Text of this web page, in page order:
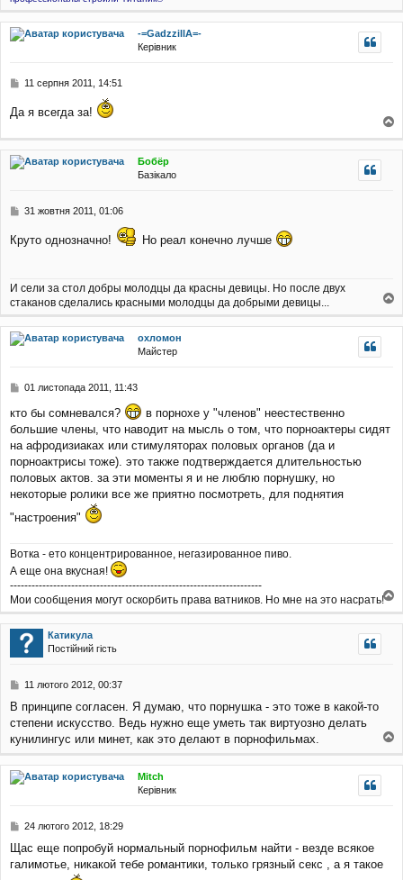
е
н
н
г
-=GadzzillA=-
Керівник
П
в
д
о
м
н
11 серпня 2011, 14:51
Да я всегда за!
о
г
Бобёр
Базікало
П
в
м
л
е
н
н
31 жовтня 2011, 01:06
Круто однозначно! Но реал конечно лучше
И сели за стол добры молодцы да красны девицы. Но после двух
стаканов сделались красными молодцы да добрыми девицы...
г
охломон
Майстер
П
в
і
м
л
е
н
01 листопада 2011, 11:43
кто бы сомневался?
в порнохе у "членов" неестественно
большие члены, что наводит на мысль о том, что порноактеры сидят
на афродизиаках или стимуляторах половых органов (да и
порноактрисы тоже). это также подтверждается длительностью
половых актов. за эти моменты я и не люблю порнушку, но
некоторые ролики все же приятно посмотреть, для поднятия
"настроения"
Вотка - ето концентрированное, негазированное пиво.
А еще она вкусная!
----------------------------------------------------------------------
Мои сообщения могут оскорбить права ватников. Но мне на это насрать!
о
г
Катикула
Постійний гість
П
в
і
д
м
л
я
11 лютого 2012, 00:37
В принципе согласен. Я думаю, что порнушка - это тоже в какой-то
степени искусство. Ведь нужно еще уметь так виртуозно делать
кунилингус или минет, как это делают в порнофильмах.
г
Mitch
Керівник
П
в
і
24 лютого 2012, 18:29
Щас еще попробуй нормальный порнофильм найти - везде всякое
галимотье, никакой тебе романтики, только грязный секс , а я такое